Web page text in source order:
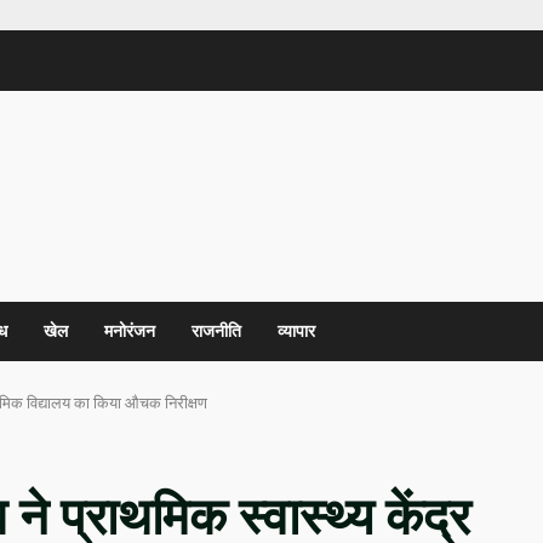
खेल मनोरंजन राजनीति व्यापार
विद्यालय का किया औचक निरीक्षण
प्राथमिक स्वास्थ्य केंद्र